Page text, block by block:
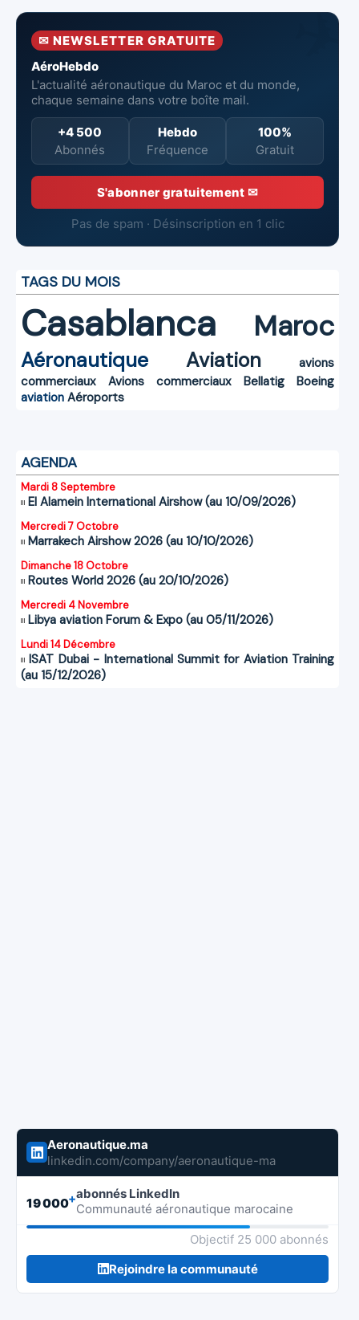
pertes nettes
réduites
premier
Marocaines
✉ NEWSLETTER GRATUITE
AéroHebdo
L'actualité aéronautique du Maroc et du monde,
chaque semaine dans votre boîte mail.
+4 500
Abonnés
Hebdo
Fréquence
100%
Gratuit
S'abonner gratuitement ✉
Pas de spam · Désinscription en 1 clic
TAGS DU MOIS
Casablanca Maroc
Aéronautique Aviation
avions
commerciaux
Avions commerciaux Bellatig
Boeing
aviation Aéroports
AGENDA
Mardi 8 Septembre
El Alamein International Airshow (au 10/09/2026)
Mercredi 7 Octobre
Marrakech Airshow 2026 (au 10/10/2026)
Dimanche 18 Octobre
Routes World 2026 (au 20/10/2026)
Mercredi 4 Novembre
Libya aviation Forum & Expo (au 05/11/2026)
Lundi 14 Décembre
ISAT Dubai - International Summit for Aviation Training
(au 15/12/2026)
Aeronautique.ma
linkedin.com/company/aeronautique-ma
19 000+abonnés LinkedIn
Communauté aéronautique marocaine
Objectif 25 000 abonnés
Rejoindre la communauté